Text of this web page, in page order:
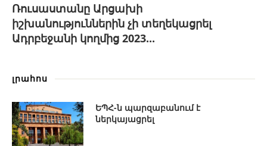
Ռուսաստանը Արցախի
իշխանություններին չի տեղեկացրել
Ադրբեջանի կողմից 2023...
լրահոս
ԵՊՀ-ն պարզաբանում է
ներկայացրել